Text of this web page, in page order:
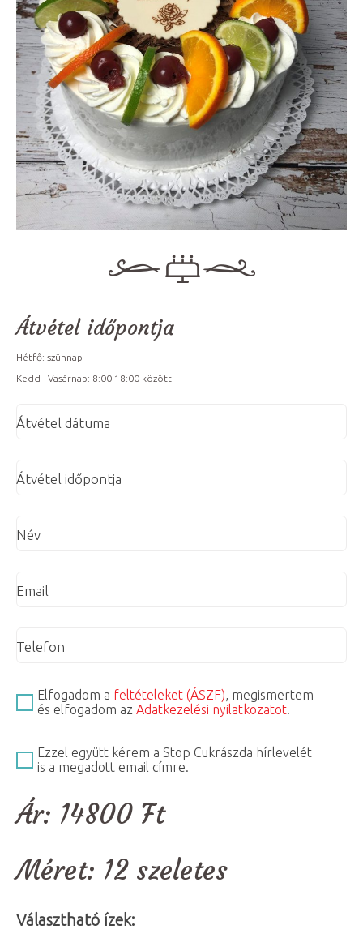
Átvétel időpontja
Hétfő: szünnap
Kedd - Vasárnap: 8:00-18:00 között
Átvétel dátuma
Átvétel időpontja
Név
Email
Telefon
Elfogadom a feltételeket (ÁSZF), megismertem
és elfogadom az Adatkezelési nyilatkozatot.
Ezzel együtt kérem a Stop Cukrászda hírlevelét
is a megadott email címre.
Ár: 14800 Ft
Méret: 12 szeletes
Választható ízek: